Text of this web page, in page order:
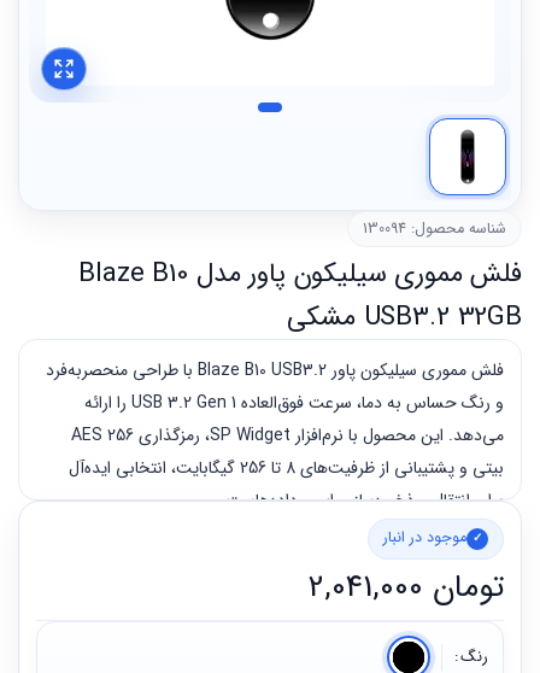
شناسه محصول: 130094
فلش مموری سیلیکون پاور مدل Blaze B10
USB3.2 32GB مشکی
فلش مموری سیلیکون پاور Blaze B10 USB3.2 با طراحی منحصربه‌فرد
و رنگ حساس به دما، سرعت فوق‌العاده USB 3.2 Gen 1 را ارائه
می‌دهد. این محصول با نرم‌افزار SP Widget، رمزگذاری AES 256
بیتی و پشتیبانی از ظرفیت‌های 8 تا 256 گیگابایت، انتخابی ایده‌آل
برای انتقال و ذخیره‌سازی ایمن داده‌هاست.
تومان
موجود در انبار
رنگ